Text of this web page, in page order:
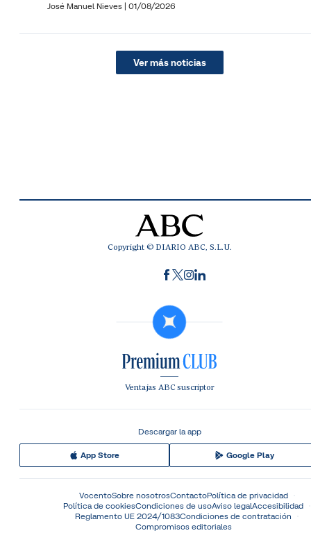
José Manuel Nieves | 01/08/2026
Ver más noticias
Copyright © DIARIO ABC, S.L.U.
Ventajas ABC suscriptor
Descargar la app
App Store Google Play
VocentoSobre nosotrosContactoPolítica de privacidad
Política de cookiesCondiciones de usoAviso legalAccesibilidad
Reglamento UE 2024/1083Condiciones de contratación
Compromisos editoriales